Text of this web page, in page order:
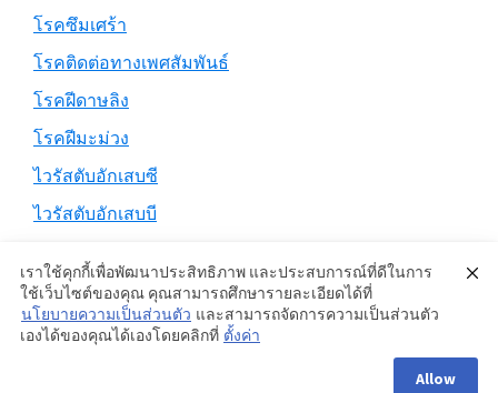
โรคซึมเศร้า
โรคติดต่อทางเพศสัมพันธ์
โรคฝีดาษลิง
โรคฝีมะม่วง
ไวรัสตับอักเสบซี
ไวรัสตับอักเสบบี
Copyright © 2026 ·Genesis SampleonGenesis Framework
WordPress
เราใช้คุกกี้เพื่อพัฒนาประสิทธิภาพ และประสบการณ์ที่ดีในการ
ใช้เว็บไซต์ของคุณ คุณสามารถศึกษารายละเอียดได้ที่
นโยบายความเป็นส่วนตัว และสามารถจัดการความเป็นส่วนตัว
เองได้ของคุณได้เองโดยคลิกที่ ตั้งค่า
Allow